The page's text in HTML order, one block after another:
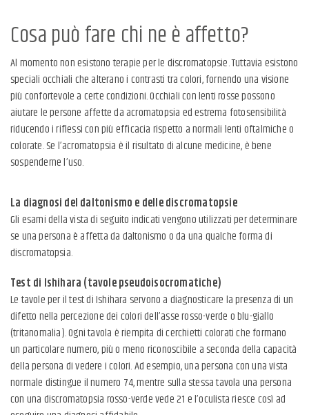
Cosa può fare chi ne è affetto?
Al momento non esistono terapie per le discromatopsie. Tuttavia esistono
speciali occhiali che alterano i contrasti tra colori, fornendo una visione
più confortevole a certe condizioni. Occhiali con lenti rosse possono
aiutare le persone affette da acromatopsia ed estrema fotosensibilità
riducendo i riflessi con più efficacia rispetto a normali lenti oftalmiche o
colorate. Se l’acromatopsia è il risultato di alcune medicine, è bene
sospenderne l’uso.
La diagnosi del daltonismo e delle discromatopsie
Gli esami della vista di seguito indicati vengono utilizzati per determinare
se una persona è affetta da daltonismo o da una qualche forma di
discromatopsia.
Test di Ishihara (tavole pseudoisocromatiche)
Le tavole per il test di Ishihara servono a diagnosticare la presenza di un
difetto nella percezione dei colori dell’asse rosso-verde o blu-giallo
(tritanomalia). Ogni tavola è riempita di cerchietti colorati che formano
un particolare numero, più o meno riconoscibile a seconda della capacità
della persona di vedere i colori. Ad esempio, una persona con una vista
normale distingue il numero 74, mentre sulla stessa tavola una persona
con una discromatopsia rosso-verde vede 21 e l’oculista riesce così ad